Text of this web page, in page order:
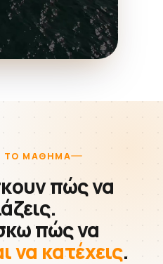
ΤΟ ΜΆΘΗΜΑ
πώς να
πώς να
να κατέχεις.